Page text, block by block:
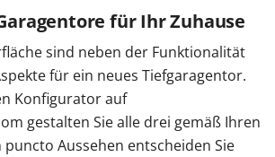
für Ihr Zuhause
sind neben der Funktionalität
für ein neues Tiefgaragentor.
Konfigurator auf
gestalten Sie alle drei gemäß Ihren
Aussehen entscheiden Sie